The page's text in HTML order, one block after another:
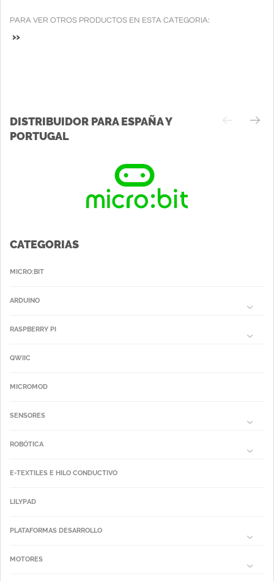
PARA VER OTROS PRODUCTOS EN ESTA CATEGORIA:
»
DISTRIBUIDOR PARA ESPAÑA Y
PORTUGAL
CATEGORIAS
MICRO:BIT
ARDUINO
RASPBERRY PI
QWIIC
MICROMOD
SENSORES
ROBÓTICA
E-TEXTILES E HILO CONDUCTIVO
LILYPAD
PLATAFORMAS DESARROLLO
MOTORES